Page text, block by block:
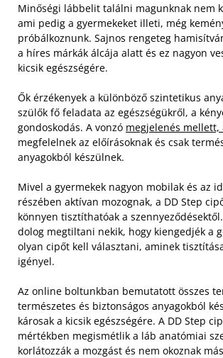
Minőségi lábbelit találni magunknak nem
ami pedig a gyermekeket illeti, még
próbálkoznunk. Sajnos rengeteg
a híres márkák álcája alatt és ez nagyon
kicsik egészségére.
Ők érzékenyek a különböző szintetikus
szülők fő feladata az egészségükről, a
gondoskodás. A vonzó megjelenés mellett,
megfelelnek az előírásoknak és csak
anyagokból készülnek.
Mivel a gyermekek nagyon mobilak és az
részében aktívan mozognak, a DD Step
könnyen tisztíthatóak a
dolog megtiltani nekik, hogy kiengedjék a
olyan cipőt kell választani, aminek
igényel.
Az online boltunkban bemutatott összes
természetes és biztonságos anyagokból
károsak a kicsik egészségére. A DD Step
mértékben megismétlik a láb anatómiai
korlátozzák a mozgást és nem okoznak más